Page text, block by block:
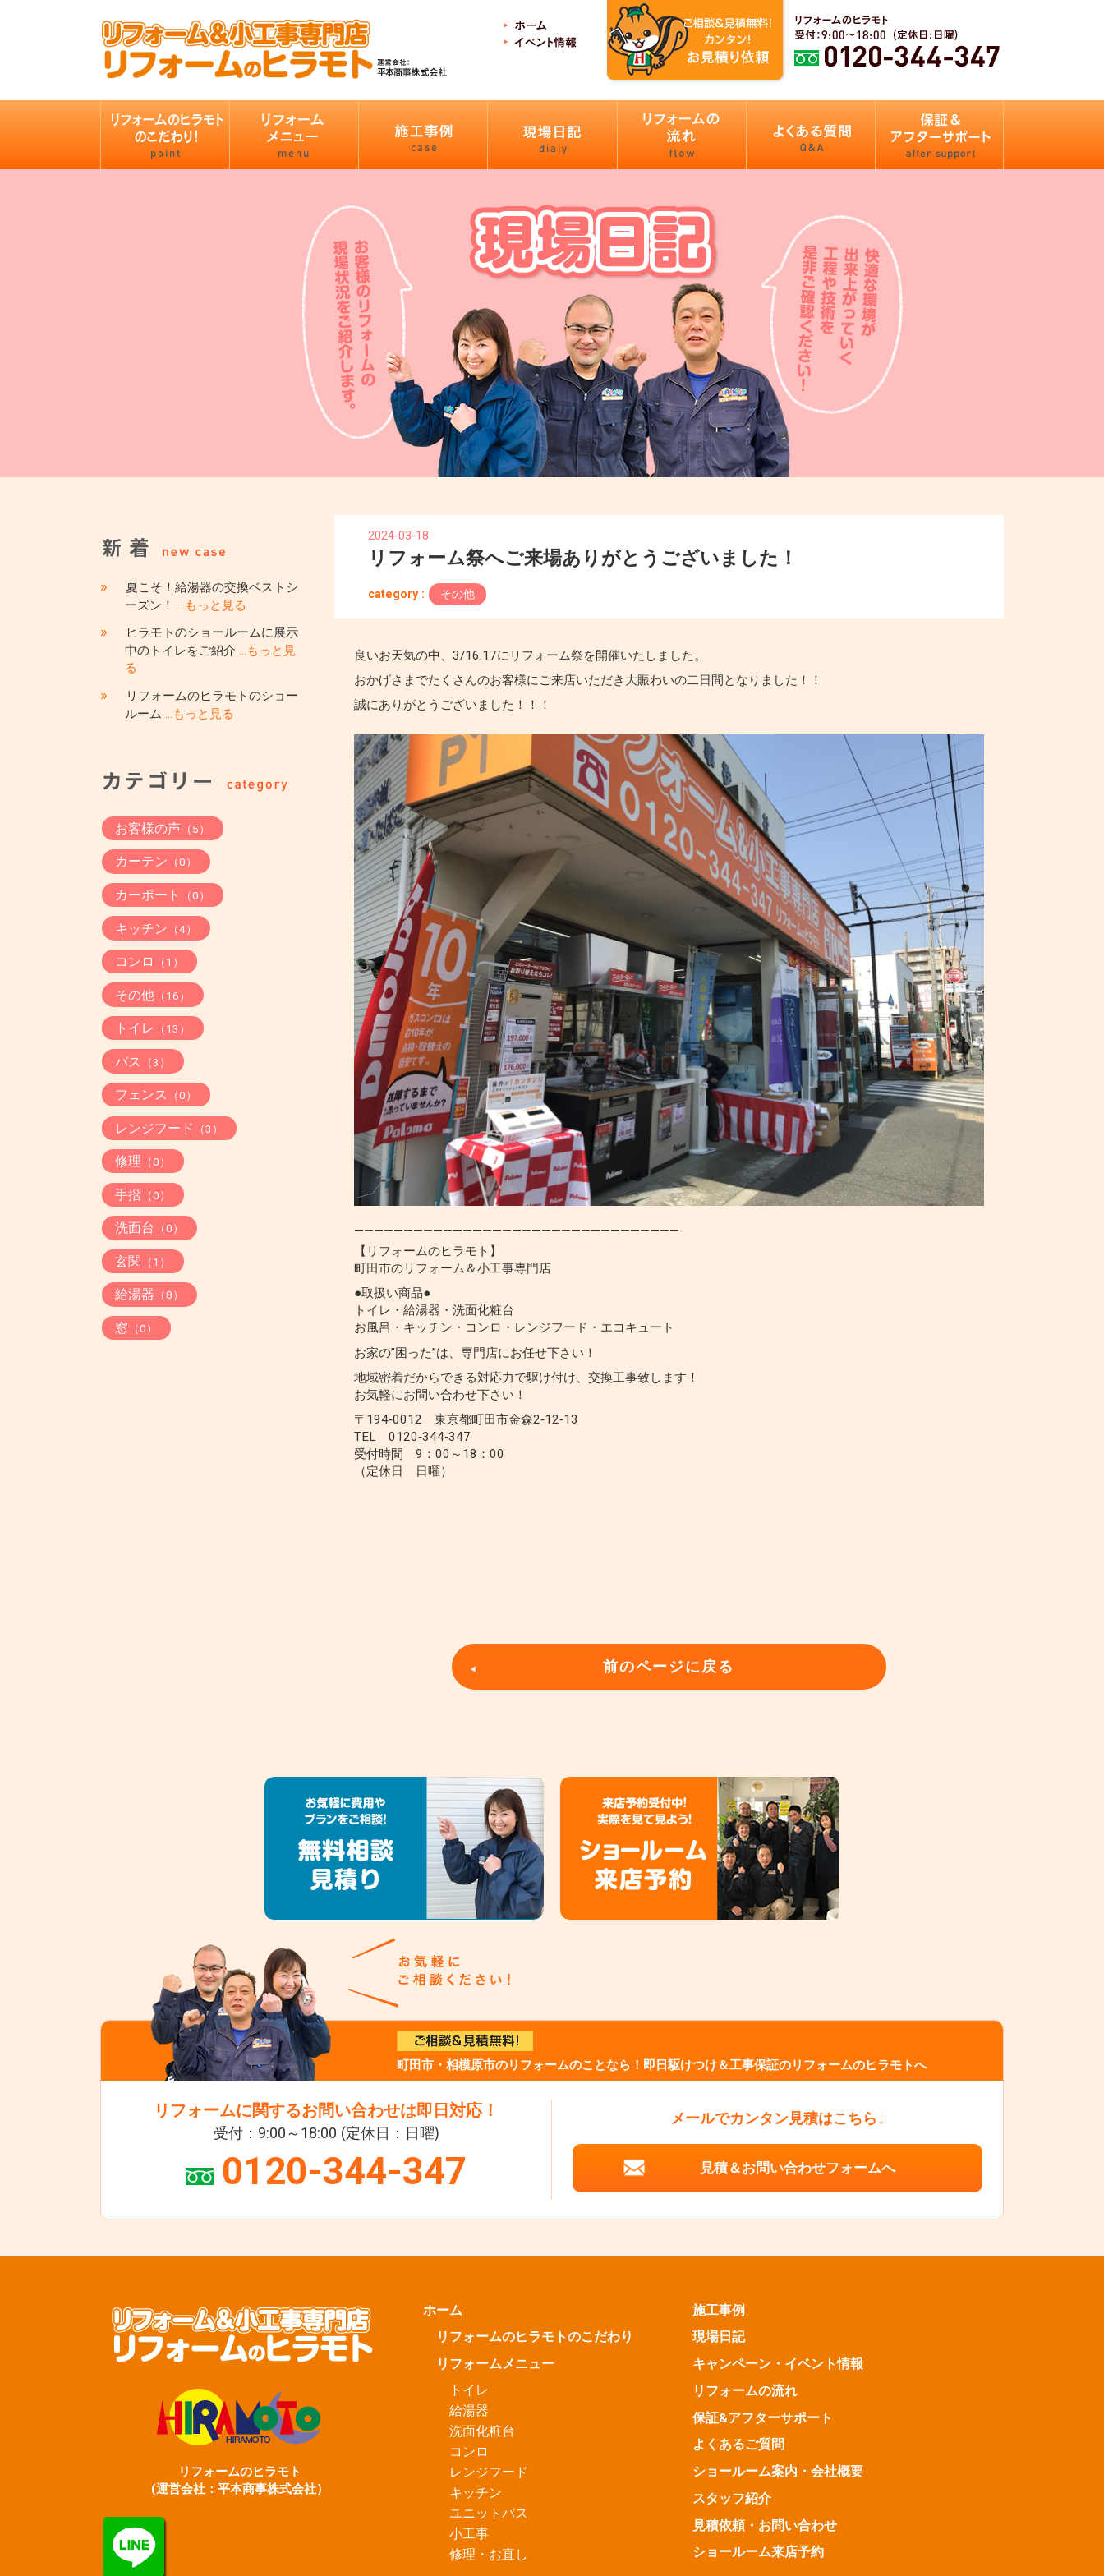
2024-03-18
リフォーム祭へご来場ありがとうございました！
category : その他
良いお天気の中、3/16.17にリフォーム祭を開催いたしました。
おかげさまでたくさんのお客様にご来店いただき大賑わいの二日間となりました！！
誠にありがとうございました！！！
—————————————————————————————————-
【リフォームのヒラモト】
町田市のリフォーム＆小工事専門店
●取扱い商品●
トイレ・給湯器・洗面化粧台
お風呂・キッチン・コンロ・レンジフード・エコキュート
お家の”困った”は、専門店にお任せ下さい！
地域密着だからできる対応力で駆け付け、交換工事致します！
お気軽にお問い合わせ下さい！
〒194‐0012 東京都町田市金森2‐12‐13
TEL 0120‐344‐347
受付時間 9：00～18：00
（定休日 日曜）
前のページに戻る
»
夏こそ！給湯器の交換ベストシ
ーズン！…もっと見る
»
ヒラモトのショールームに展示
中のトイレをご紹介…もっと見
る
»
リフォームのヒラモトのショー
ルーム…もっと見る
お客様の声（5）
カーテン （0）
カーポート （0）
キッチン （4）
コンロ （1）
その他（16）
トイレ （13）
バス （3）
フェンス （0）
レンジフード （3）
修理 （0）
手摺 （0）
洗面台 （0）
玄関 （1）
給湯器 （8）
窓 （0）
町田市・相模原市のリフォームのことなら！即日駆けつけ＆工事保証のリフォームのヒラモトへ
リフォームに関するお問い合わせは即日対応！
受付：9:00～18:00 (定休日：日曜)
0120-344-347
メールでカンタン見積はこちら↓
見積＆お問い合わせフォームへ
ホーム
リフォームのヒラモトのこだわり
リフォームメニュー
トイレ
給湯器
洗面化粧台
コンロ
レンジフード
キッチン
ユニットバス
小工事
修理・お直し
施工事例
現場日記
キャンペーン・ イベント情報
リフォームの流れ
保証&アフターサポート
よくあるご質問
ショールーム案内・ 会社概要
スタッフ紹介
見積依頼・お問い合わせ
ショールーム来店予約
リフォームのヒラモト
(運営会社：平本商事株式会社）